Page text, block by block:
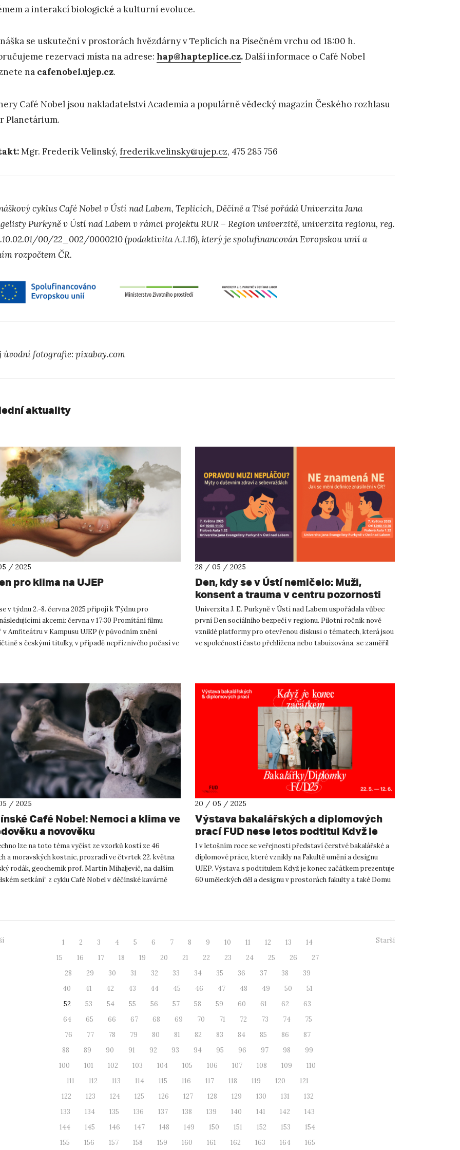
a interakcí biologické a kulturní evoluce.
se uskuteční v prostorách hvězdárny v Teplicích na Písečném vrchu od 18:00 h.
rezervaci místa na adrese: hap@hapteplice.cz.Další informace o Café Nobel
na cafenobel.ujep.cz.
Café Nobel jsou nakladatelství Academia a populárně vědecký magazín Českého rozhlasu
Planetárium.
Mgr. Frederik Velinský, frederik.velinsky@ujep.cz, 475 285 756
cyklus Café Nobel v Ústí nad Labem, Teplicích, Děčíně a Tisé pořádá Univerzita Jana
Purkyně v Ústí nad Labem v rámci projektu RUR – Region univerzitě, univerzita regionu, reg.
00/22_002/0000210 (podaktivita A.1.16), který je spolufinancován Evropskou unií a
rozpočtem ČR.
úvodní fotografie: pixabay.com
aktuality
/ 2025
pro klima na UJEP
v týdnu 2.-8. června 2025 připojí k Týdnu pro
akcemi: června v 17:30 Promítání filmu
v Amfiteátru v Kampusu UJEP (v původním znění
s českými titulky, v případě nepříznivého počasí ve
28 / 05 / 2025
Den, kdy se v Ústí nemlčelo: Muži,
konsent a trauma v centru pozornosti
během nultého ročníku Dnu pro sociální
bezpečí
Univerzita J. E. Purkyně v Ústí nad Labem uspořádala vůbec
první Den sociálního bezpečí v regionu. Pilotní ročník nově
vzniklé platformy pro otevřenou diskusi o tématech, která jsou
ve společnosti často přehlížena nebo tabuizována, se zaměřil
/ 2025
Café Nobel: Nemoci a klima ve
a novověku
lze na toto téma vyčíst ze vzorků kostí ze 46
a moravských kostnic, prozradí ve čtvrtek 22. května
rodák, geochemik prof. Martin Mihaljevič, na dalším
setkání“ z cyklu Café Nobel v děčínské kavárně
20 / 05 / 2025
Výstava bakalářských a diplomových
prací FUD nese letos podtitul Když je
konec začátkem
I v letošním roce se veřejnosti představí čerstvé bakalářské a
diplomové práce, které vznikly na Fakultě umění a designu
UJEP. Výstava s podtitulem Když je konec začátkem prezentuje
60 uměleckých děl a designu v prostorách fakulty a také Domu
1 2 3 4 5 6 7 8 9 10 11 12 13
14
15
16 17 18 19 20 21 22 23 24 25 26
27
28
29 30 31 32 33 34 35 36 37 38
39
40
41 42 43 44 45 46 47 48 49 50
51
52
53 54 55 56 57 58 59 60 61 62
63
64
65 66 67 68 69 70 71 72 73 74
75
76
77 78 79 80 81 82 83 84 85 86
87
88
89 90 91 92 93 94 95 96 97 98
99
100
101 102 103 104 105 106 107 108 109
110
111
112 113 114 115 116 117 118 119 120
121
122
123 124 125 126 127 128 129 130 131
132
133
134 135 136 137 138 139 140 141 142
143
144
145 146 147 148 149 150 151 152 153
154
155
156 157 158 159 160 161 162 163 164 165
Starší